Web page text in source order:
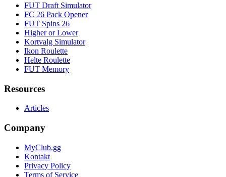
FUT Draft Simulator
FC 26 Pack Opener
FUT Spins 26
Higher or Lower
Kortvalg Simulator
Ikon Roulette
Helte Roulette
FUT Memory
Resources
Articles
Company
MyClub.gg
Kontakt
Privacy Policy
Terms of Service